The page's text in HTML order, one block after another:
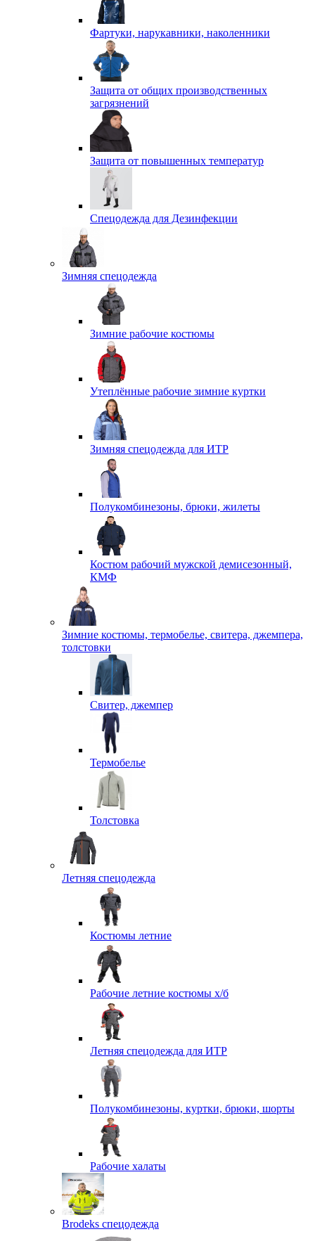
Фартуки, нарукавники, наколенники
Защита от общих производственных
загрязнений
Защита от повышенных температур
Спецодежда для Дезинфекции
Зимняя спецодежда
Зимние рабочие костюмы
Утеплённые рабочие зимние куртки
Зимняя спецодежда для ИТР
Полукомбинезоны, брюки, жилеты
Костюм рабочий мужской демисезонный,
КМФ
Зимние костюмы, термобелье, свитера, джемпера,
толстовки
Свитер, джемпер
Термобелье
Толстовка
Летняя спецодежда
Костюмы летние
Рабочие летние костюмы х/б
Летняя спецодежда для ИТР
Полукомбинезоны, куртки, брюки, шорты
Рабочие халаты
Brodeks спецодежда